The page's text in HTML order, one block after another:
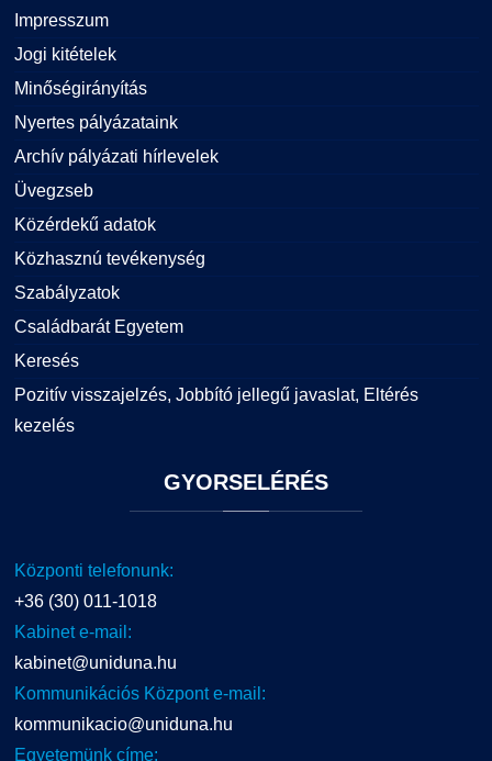
Impresszum
Jogi kitételek
Minőségirányítás
Nyertes pályázataink
Archív pályázati hírlevelek
Üvegzseb
Közérdekű adatok
Közhasznú tevékenység
Szabályzatok
Családbarát Egyetem
Keresés
Pozitív visszajelzés, Jobbító jellegű javaslat, Eltérés
kezelés
GYORSELÉRÉS
Központi telefonunk:
+36 (30) 011-1018
Kabinet e-mail:
kabinet@uniduna.hu
Kommunikációs Központ e-mail:
kommunikacio@uniduna.hu
Egyetemünk címe: